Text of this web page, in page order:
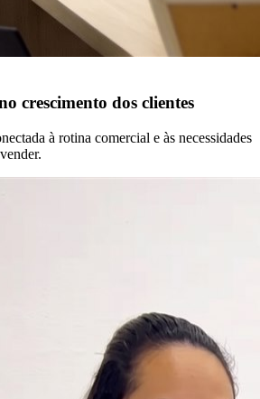
crescimento dos clientes
à rotina comercial e às necessidades